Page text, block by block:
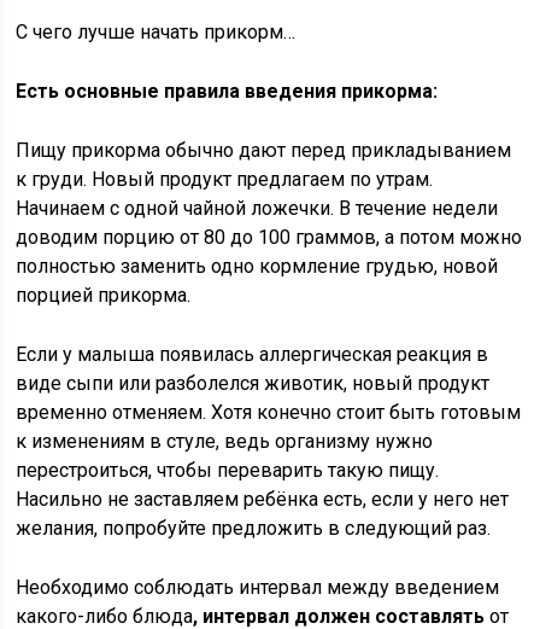
С чего лучше начать прикорм…
Есть основные правила введения прикорма:
Пищу прикорма обычно дают перед прикладыванием
к груди. Новый продукт предлагаем по утрам.
Начинаем с одной чайной ложечки. В течение недели
доводим порцию от 80 до 100 граммов, а потом можно
полностью заменить одно кормление грудью, новой
порцией прикорма.
Если у малыша появилась аллергическая реакция в
виде сыпи или разболелся животик, новый продукт
временно отменяем. Хотя конечно стоит быть готовым
к изменениям в стуле, ведь организму нужно
перестроиться, чтобы переварить такую пищу.
Насильно не заставляем ребёнка есть, если у него нет
желания, попробуйте предложить в следующий раз.
Необходимо соблюдать интервал между введением
какого-либо блюда, интервал должен составлять от